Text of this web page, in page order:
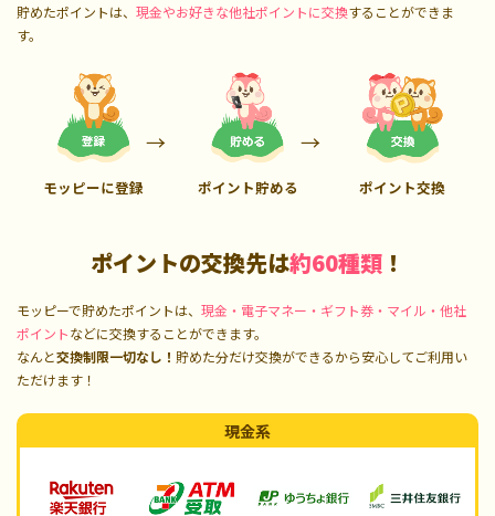
貯めたポイントは、 現金やお好きな他社ポイントに交換することができま
す。
モッピーに登録 ポイント貯める ポイント交換
ポイントの交換先は約60種類 ！
モッピーで貯めたポイントは、 現金・電子マネー・ギフト券・マイル・他社
ポイントなどに交換することができます。
なんと交換制限一切なし！ 貯めた分だけ交換ができるから安心してご利用い
ただけます！
現金系